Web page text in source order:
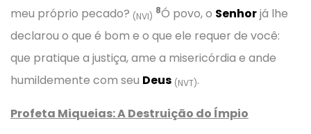
meu próprio pecado? (NVI)
8Ó povo, o Senhorjá lhe
declarou o que é bom e o que ele requer de você:
que pratique a justiça, ame a misericórdia e ande
humildemente com seu Deus (NVT).
Profeta Miqueias: A Destruição do Ímpio